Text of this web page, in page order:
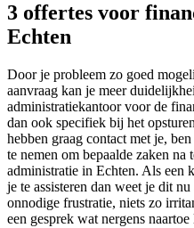
3 offertes voor
Echten
Door je probleem zo goed
aanvraag kan je meer
administratiekantoor voor de
dan ook specifiek bij het
hebben graag contact met je,
te nemen om bepaalde zaken
administratie in Echten. Als een
je te assisteren dan weet je dit
onnodige frustratie, niets zo
een gesprek wat nergens naartoe